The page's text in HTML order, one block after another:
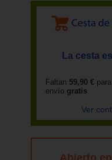
La cesta
Faltan 59,90 €
envío gratis
Ver